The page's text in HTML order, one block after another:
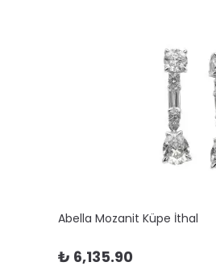
Abella Mozanit Küpe İthal
₺ 6,135.90